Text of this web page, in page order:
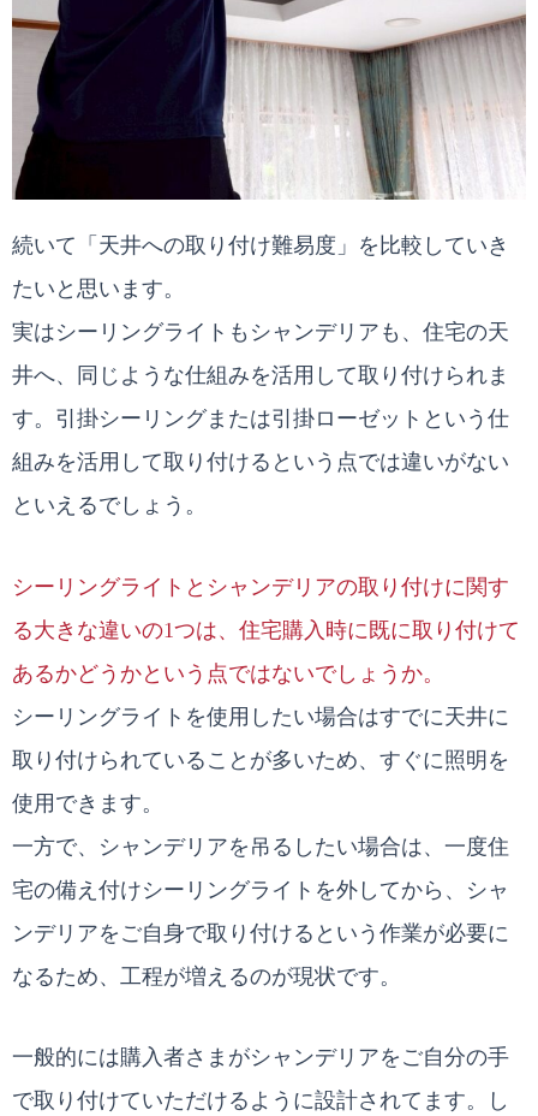
続いて「天井への取り付け難易度」を比較していき
たいと思います。
実はシーリングライトもシャンデリアも、住宅の天
井へ、同じような仕組みを活用して取り付けられま
す。引掛シーリングまたは引掛ローゼットという仕
組みを活用して取り付けるという点では違いがない
といえるでしょう。
シーリングライトとシャンデリアの取り付けに関す
る大きな違いの1つは、住宅購入時に既に取り付けて
あるかどうかという点ではないでしょうか。
シーリングライトを使用したい場合はすでに天井に
取り付けられていることが多いため、すぐに照明を
使用できます。
一方で、シャンデリアを吊るしたい場合は、一度住
宅の備え付けシーリングライトを外してから、シャ
ンデリアをご自身で取り付けるという作業が必要に
なるため、工程が増えるのが現状です。
一般的には購入者さまがシャンデリアをご自分の手
で取り付けていただけるように設計されてます。し